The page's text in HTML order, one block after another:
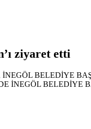
ziyaret etti
BELEDİYE
İNEGÖL BELEDİYE